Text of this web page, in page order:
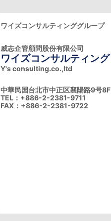
ワイズコンサルティンググループ
威志企管顧問股份有限公司
ワイズコンサルティング
Y's consulting.co.,ltd
中華民国台北市中正区襄陽路9号8F
TEL：+886-2-2381-9711
FAX：+886-2-2381-9722